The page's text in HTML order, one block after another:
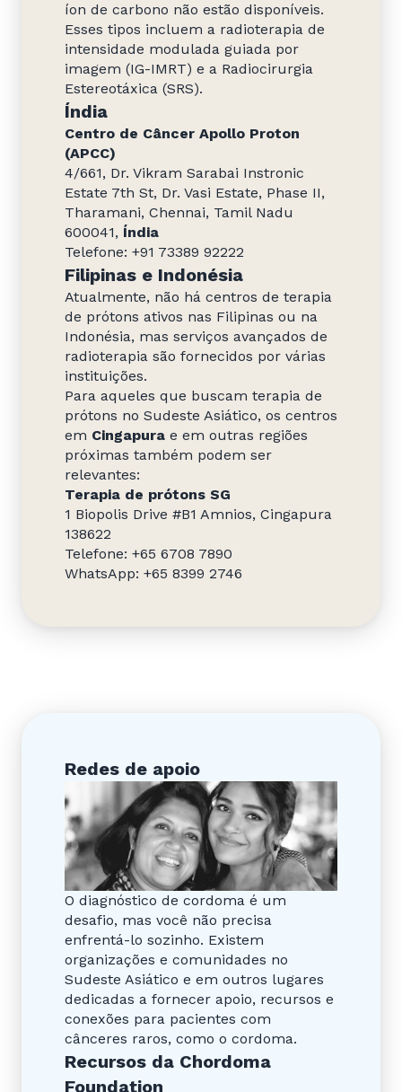
íon de carbono não estão disponíveis.
Esses tipos incluem a radioterapia de
intensidade modulada guiada por
imagem (IG-IMRT) e a Radiocirurgia
Estereotáxica (SRS).
Índia
Centro de Câncer Apollo Proton
(APCC)
4/661, Dr. Vikram Sarabai Instronic
Estate 7th St, Dr. Vasi Estate, Phase II,
Tharamani, Chennai, Tamil Nadu
600041, Índia
Telefone: +91 73389 92222
Filipinas e Indonésia
Atualmente, não há centros de terapia
de prótons ativos nas Filipinas ou na
Indonésia, mas serviços avançados de
radioterapia são fornecidos por várias
instituições.
Para aqueles que buscam terapia de
prótons no Sudeste Asiático, os centros
em Cingapura e em outras regiões
próximas também podem ser
relevantes:
Terapia de prótons SG
1 Biopolis Drive #B1 Amnios, Cingapura
138622
Telefone: +65 6708 7890
WhatsApp: +65 8399 2746
Redes de apoio
O diagnóstico de cordoma é um
desafio, mas você não precisa
enfrentá-lo sozinho. Existem
organizações e comunidades no
Sudeste Asiático e em outros lugares
dedicadas a fornecer apoio, recursos e
conexões para pacientes com
cânceres raros, como o cordoma.
Recursos da Chordoma
Foundation